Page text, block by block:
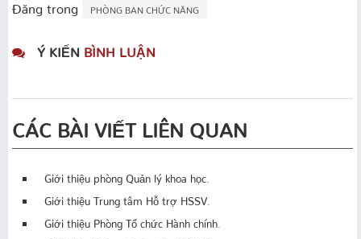
Đăng trong PHÒNG BAN CHỨC NĂNG
Ý KIẾN BÌNH LUẬN
CÁC BÀI VIẾT LIÊN QUAN
Giới thiệu phòng Quản lý khoa học.
Giới thiệu Trung tâm Hỗ trợ HSSV.
Giới thiệu Phòng Tổ chức Hành chính.